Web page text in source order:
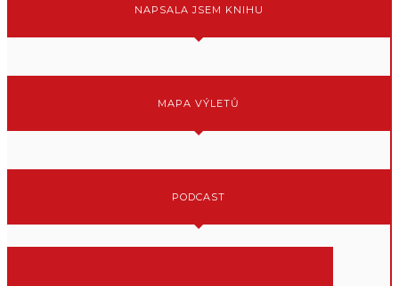
NAPSALA JSEM KNIHU
MAPA VÝLETŮ
PODCAST